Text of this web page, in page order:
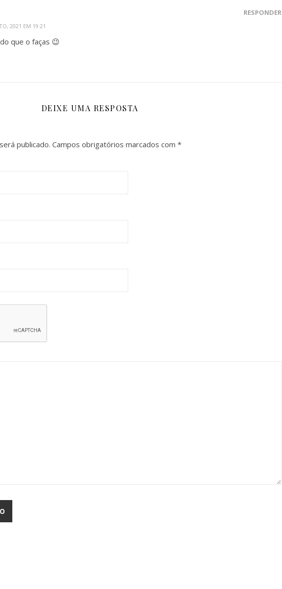
2021 EM 19:21
RESPONDER
que o faças 😉
DEIXE UMA RESPOSTA
publicado. Campos obrigatórios marcados com *